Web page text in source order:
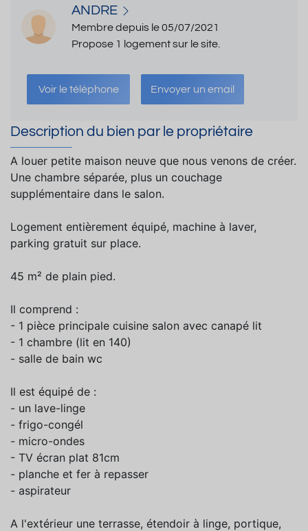
ANDRE
Membre depuis le 05/07/2021
Propose 1 logement sur le site.
Voir le téléphone Envoyer un email
Description du bien par le propriétaire
A louer petite maison neuve que nous venons de créer.
Une chambre séparée, plus un couchage
supplémentaire dans le salon.
Logement entièrement équipé, machine à laver,
parking gratuit sur place.
45 m² de plain pied.
Il comprend :
- 1 pièce principale cuisine salon avec canapé lit
- 1 chambre (lit en 140)
- salle de bain wc
Il est équipé de :
- un lave-linge
- frigo-congél
- micro-ondes
- TV écran plat 81cm
- planche et fer à repasser
- aspirateur
A l'extérieur une terrasse, étendoir à linge, portique,